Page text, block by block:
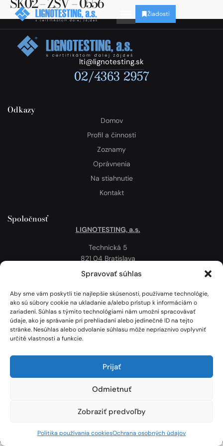
Spravovať súhlas
Aby sme vám poskytli tie najlepšie skúsenosti, používame technológie,
ako sú súbory cookie na ukladanie a/alebo prístup k informáciám o
zariadení. Súhlas s týmito technológiami nám umožní spracovávať
údaje, ako je správanie pri prehliadaní alebo jedinečné ID na tejto
stránke. Nesúhlas alebo odvolanie súhlasu môže nepriaznivo ovplyvniť
určité vlastnosti a funkcie.
Prijať
Odmietnuť
Zobraziť predvoľby
Politika používania cookiesOchrana osobných údajov
Žiadosti
lti@lignotesting.sk
02/4363 2957
Odkazy
Domov
Profil a činnosti
Zoznamy
Oprávnenia
Na stiahnutie
Kontakt
Spoločnosť
LIGNOTESTING, a.s.
Technická 5
821 04 Bratislava
Slovenská republika
Politika používania cookies
Mapa
Lignotesting, a. s. © 2024 | Všetky práva vyhradené. | Vytvoril: Marek Heinfarth.